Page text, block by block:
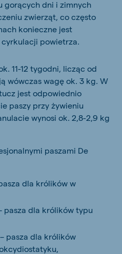
gorących dni i zimnych
zwierząt, co często
konieczne jest
powietrza.
11-12 tygodni, licząc od
wówczas wagę ok. 3 kg. W
jest odpowiednio
paszy przy żywieniu
wynosi ok. 2,8-2,9 kg
paszami De
dla królików w
pasza dla królików typu
pasza dla królików